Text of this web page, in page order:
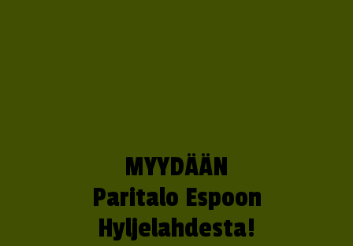
MYYDÄÄN
Paritalo Espoon
Hyljelahdesta!